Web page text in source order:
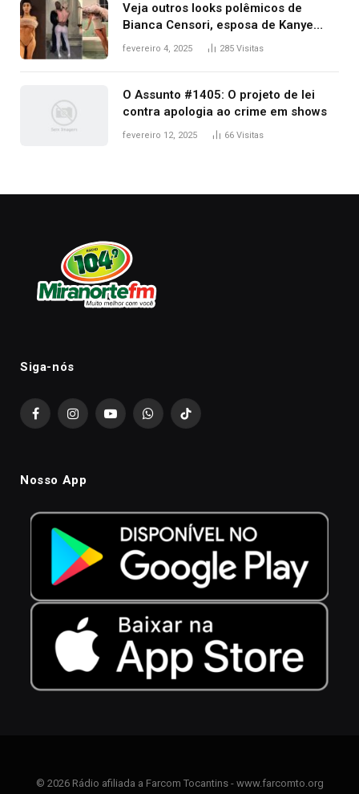
Veja outros looks polêmicos de
Bianca Censori, esposa de Kanye
West que apareceu nua no Grammy
fevereiro 4, 2025 285 Visitas
O Assunto #1405: O projeto de lei
contra apologia ao crime em shows
fevereiro 12, 2025 66 Visitas
Siga-nós
FacebookInstagramYouTubeWhatsAppTikTok
Nosso App
© 2026 Rádio afiliada a Farcom Tocantins - www.farcomto.org